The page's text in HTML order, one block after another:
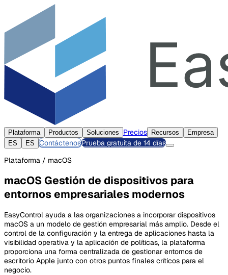
Plataforma Productos Soluciones Precios Recursos
Empresa
ES
ES ContáctenosPrueba gratuita de 14 días
Plataforma / macOS
macOS Gestión de dispositivos para
entornos empresariales modernos
EasyControl ayuda a las organizaciones a incorporar dispositivos
macOS a un modelo de gestión empresarial más amplio. Desde el
control de la configuración y la entrega de aplicaciones hasta la
visibilidad operativa y la aplicación de políticas, la plataforma
proporciona una forma centralizada de gestionar entornos de
escritorio Apple junto con otros puntos finales críticos para el
negocio.